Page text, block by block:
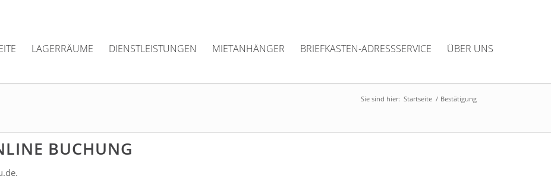
LAGERRÄUME DIENSTLEISTUNGEN MIETANHÄNGER BRIEFKASTEN-ADRESSSERVICE ÜBER UNS
Sie sind hier: Startseite / Bestätigung
BUCHUNG